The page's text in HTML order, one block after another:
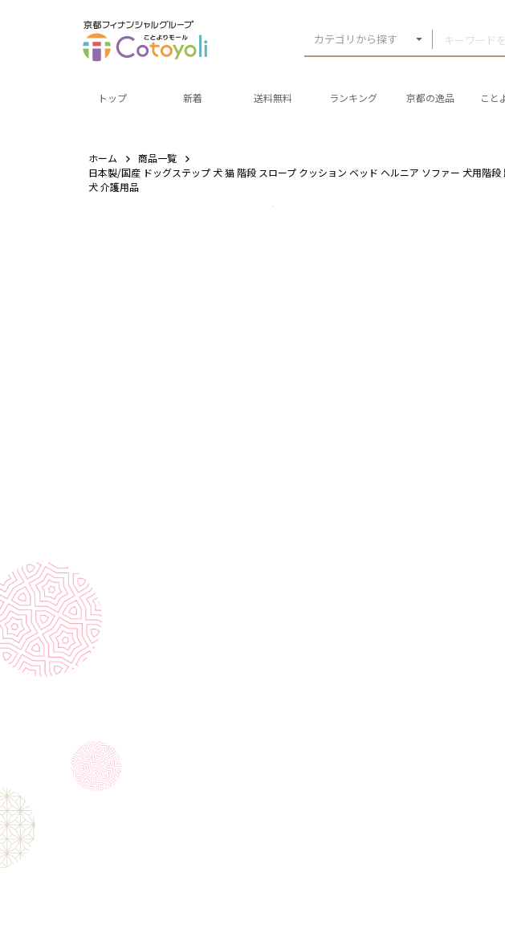
カテゴリから探す
トップ 新着 送料無料 ランキング 京都の逸品 こと
ホーム
商品一覧
日本製/国産 ドッグステップ 犬 猫 階段 スロープ クッション ベッド ヘルニア ソファー 犬用階
犬 介護用品